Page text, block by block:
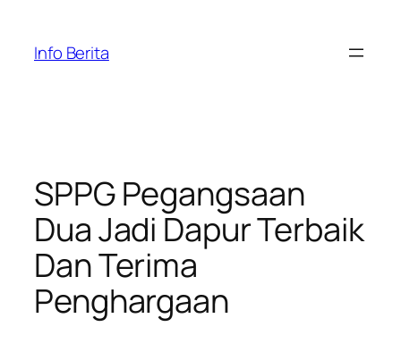
content
Info Berita
SPPG Pegangsaan
Dua Jadi Dapur Terbaik
Dan Terima
Penghargaan